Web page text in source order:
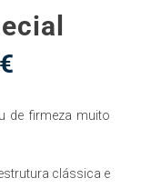
€Price
range:
115,29 €
through
de firmeza muito
clássica e